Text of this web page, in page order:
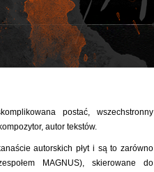
postać, wszechstronny
autor tekstów.
autorskich płyt i są to zarówno
MAGNUS), skierowane do